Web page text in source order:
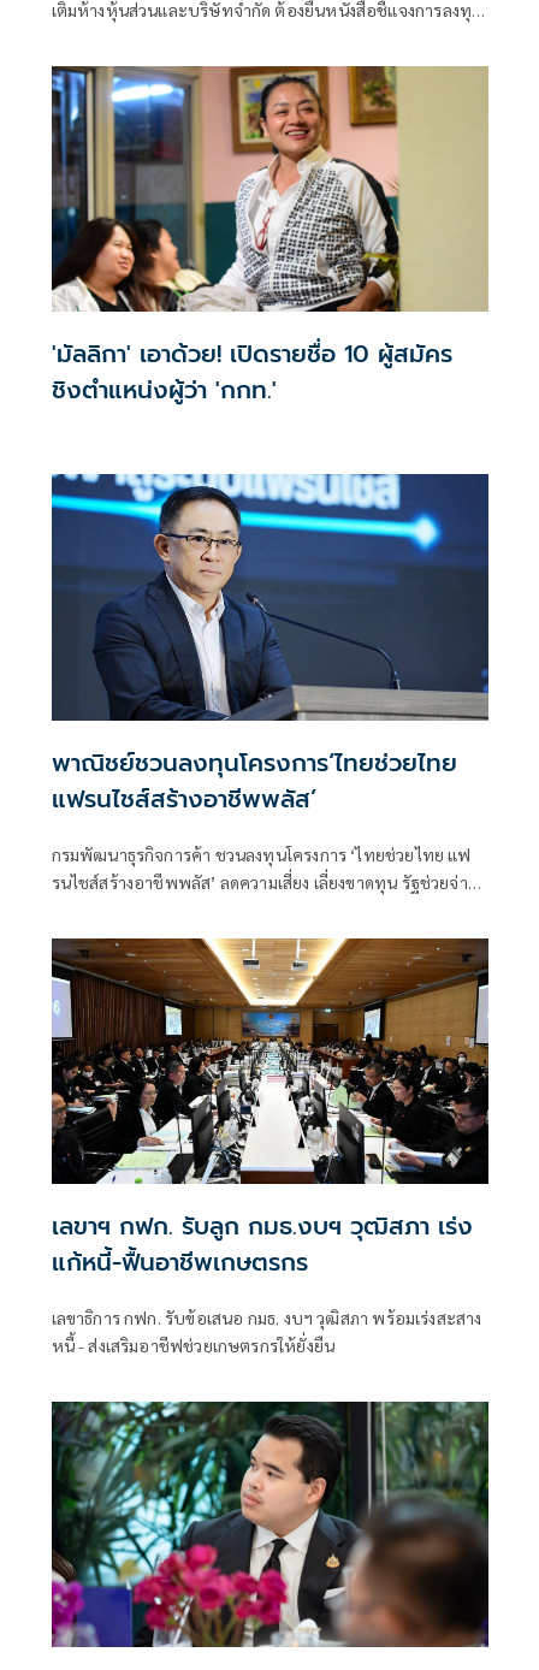
เติมห้างหุ้นส่วนและบริษัทจำกัด ต้องยื่นหนังสือชี้แจงการลงทุน
'มัลลิกา' เอาด้วย! เปิดรายชื่อ 10 ผู้สมัคร
ชิงตำแหน่งผู้ว่า 'กกท.'
พาณิชย์ชวนลงทุนโครงการ‘ไทยช่วยไทย
แฟรนไชส์สร้างอาชีพพลัส’
กรมพัฒนาธุรกิจการค้า ชวนลงทุนโครงการ ‘ไทยช่วยไทย แฟ
รนไชส์สร้างอาชีพพลัส’ ลดความเสี่ยง เลี่ยงขาดทุน รัฐช่วยจ่าย
เลขาฯ กฟก. รับลูก กมธ.งบฯ วุฒิสภา เร่ง
แก้หนี้-ฟื้นอาชีพเกษตรกร
เลขาธิการ กฟก. รับข้อเสนอ กมธ. งบฯ วุฒิสภา พร้อมเร่งสะสาง
หนี้ - ส่งเสริมอาชีฟช่วยเกษตรกรให้ยั่งยืน